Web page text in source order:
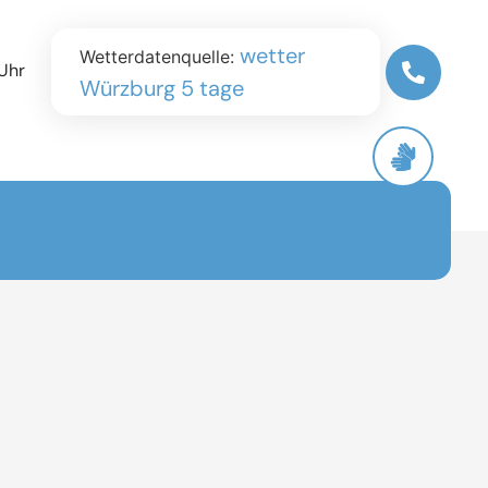
Wetterdatenquelle: wetter
Würzburg 5 tage